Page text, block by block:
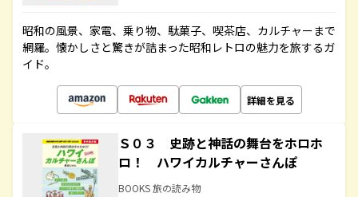
昭和の風景、家電、乗り物、駄菓子、喫茶店、カルチャーまで
網羅。懐かしさと驚きが詰まった昭和レトロの魅力を旅するガ
イド。
詳細を見る
Ｓ０３ 史跡と神話の舞台をホロホ
ロ！ ハワイカルチャーさんぽ
BOOKS 旅の読み物